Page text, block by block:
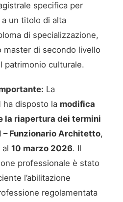
specifica per
un titolo di alta
di specializzazione,
master di secondo livello
patrimonio culturale.
La
ha disposto la modifica
la riapertura dei termini
– Funzionario Architetto,
al 10 marzo 2026. Il
professionale è stato
l’abilitazione
regolamentata